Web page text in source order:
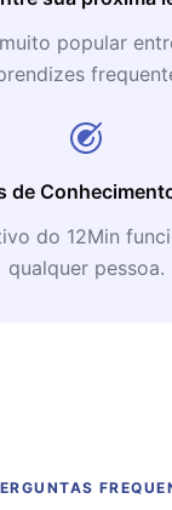
popular
de
do 12Min
qualquer pessoa.